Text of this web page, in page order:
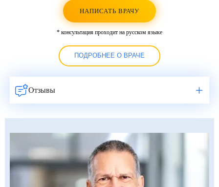
НАПИСАТЬ ВРАЧУ
* консультация проходит на русском языке
ПОДРОБНЕЕ О ВРАЧЕ
Отзывы